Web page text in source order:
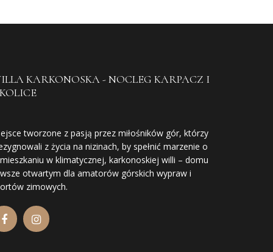
KARKONOSKA -NOCLEG KARPACZ I
tworzone z pasją przez miłośników gór, którzy
z życia na nizinach, by spełnić marzenie o
w klimatycznej, karkonoskiej willi – domu
otwartym dla amatorów górskich wypraw i
zimowych.